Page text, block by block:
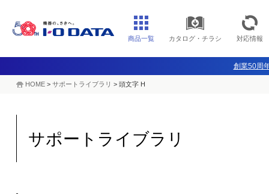
商品一覧 カタログ・チラシ 対応情報
創業50周
HOME > サポートライブラリ > 頭文字 H
サポートライブラリ